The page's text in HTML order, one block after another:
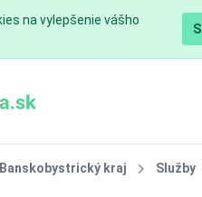
na vylepšenie vášho
Banskobystrický kraj Služby